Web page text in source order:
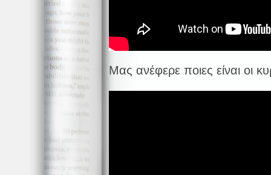
Μας ανέφερε ποιες είναι οι